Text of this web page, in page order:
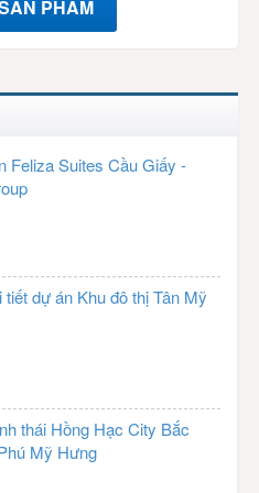
PHẨM
Feliza Suites Cầu Giấy -
tiết dự án Khu đô thị Tân Mỹ
thái Hồng Hạc City Bắc
Mỹ Hưng